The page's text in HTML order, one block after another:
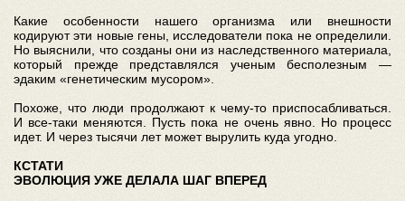
Какие особенности нашего организма или внешности
кодируют эти новые гены, исследователи пока не определили.
Но выяснили, что созданы они из наследственного материала,
который прежде представлялся ученым бесполезным —
эдаким «генетическим мусором».
Похоже, что люди продолжают к чему-то приспосабливаться.
И все-таки меняются. Пусть пока не очень явно. Но процесс
идет. И через тысячи лет может вырулить куда угодно.
КСТАТИ
ЭВОЛЮЦИЯ УЖЕ ДЕЛАЛА ШАГ ВПЕРЕД